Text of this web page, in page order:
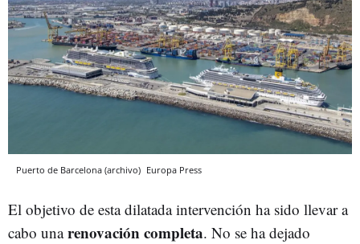
Puerto de Barcelona (archivo) Europa Press
El objetivo de esta dilatada intervención ha sido llevar a
cabo unarenovación completa. No se ha dejado